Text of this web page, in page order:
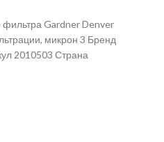
фильтра Gardner Denver
микрон 3 Бренд
2010503 Страна